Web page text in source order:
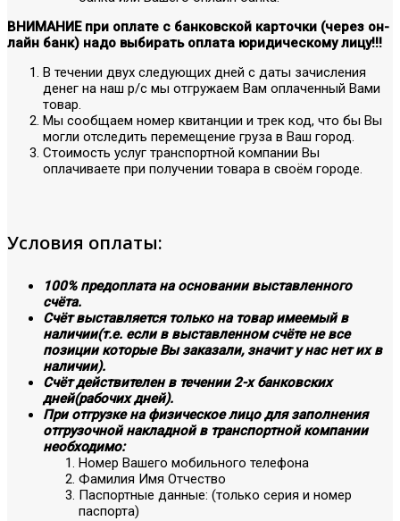
ВНИМАНИЕ при оплате с банковской карточки (через он-
лайн банк) надо выбирать оплата юридическому лицу!!!
В течении двух следующих дней с даты зачисления
денег на наш р/с мы отгружаем Вам оплаченный Вами
товар.
Мы сообщаем номер квитанции и трек код, что бы Вы
могли отследить перемещение груза в Ваш город.
Стоимость услуг транспортной компании Вы
оплачиваете при получении товара в своём городе.
Условия оплаты:
100% предоплата на основании выставленного
счёта.
Счёт выставляется только на товар имеемый в
наличии(т.е. если в выставленном счёте не все
позиции которые Вы заказали, значит у нас нет их в
наличии).
Счёт действителен в течении 2-х банковских
дней(рабочих дней).
При отгрузке на физическое лицо для заполнения
отгрузочной накладной в транспортной компании
необходимо:
Номер Вашего мобильного телефона
Фамилия Имя Отчество
Паспортные данные: (только серия и номер
паспорта)